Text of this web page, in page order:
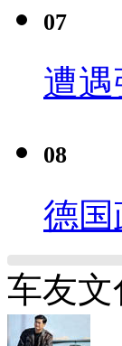
07
遭
08
德
车友文